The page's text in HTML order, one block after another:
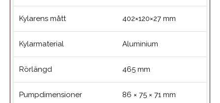
Kylarens mått 402×120×27 mm
Kylarmaterial Aluminium
Rörlängd 465 mm
Pumpdimensioner 86 × 75 × 71 mm